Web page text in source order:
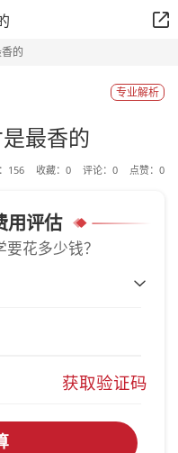
的
专业解析
最香的
156 收藏： 0 评论： 0 点赞： 0
用评估
花多少钱？
获取验证码